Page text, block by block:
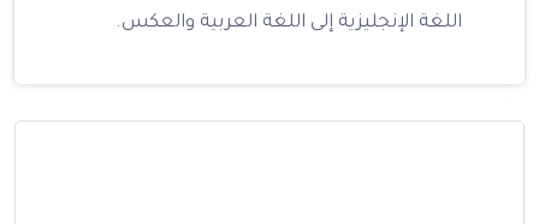
اللغة الإنجليزية إلى اللغة العربية والعكس.